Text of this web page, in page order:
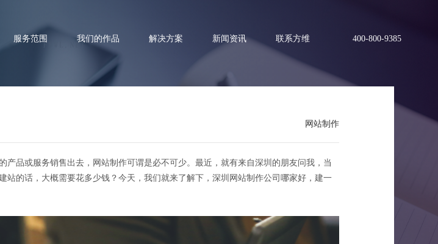
服务范围 我们的作品 解决方案 新闻资讯 联系方维 400-800-9385
建一个网站需要花多少钱？
网站制作
品或服务销售出去，网站制作可谓是必不可少。最近，就有来自深圳的朋友问我，当
的话，大概需要花多少钱？今天，我们就来了解下，深圳网站制作公司哪家好，建一